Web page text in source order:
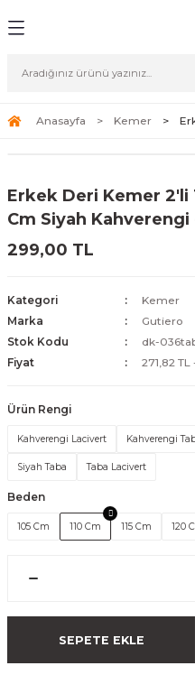
Anasayfa Kemer
Erkek Deri Kemer
Cm Siyah Kahverengi
299,00 TL
Kategori
Kemer
Marka
Gutiero
Stok Kodu
dk-
Fiyat
271,82 TL
Ürün Rengi
Kahverengi Lacivert Kahverengi
Siyah Taba Taba Lacivert
Beden
105 Cm 110 Cm 115 Cm 120
SEPETE EKLE